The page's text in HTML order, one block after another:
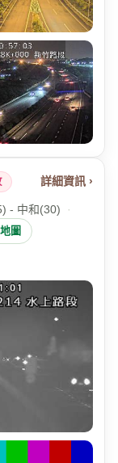
詳細資訊 ›
- 中和(30)
·
圖